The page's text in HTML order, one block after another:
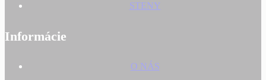
STENY
Informácie
O NÁS